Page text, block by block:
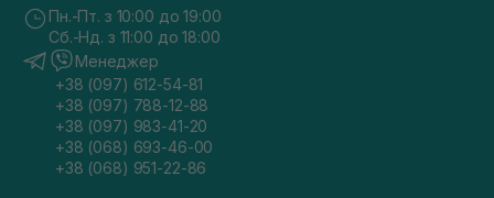
Пн.-Пт. з 10:00 до 19:00
Сб.-Нд. з 11:00 до 18:00
Менеджер
+38 (097) 612-54-81
+38 (097) 788-12-88
+38 (097) 983-41-20
+38 (068) 693-46-00
+38 (068) 951-22-86